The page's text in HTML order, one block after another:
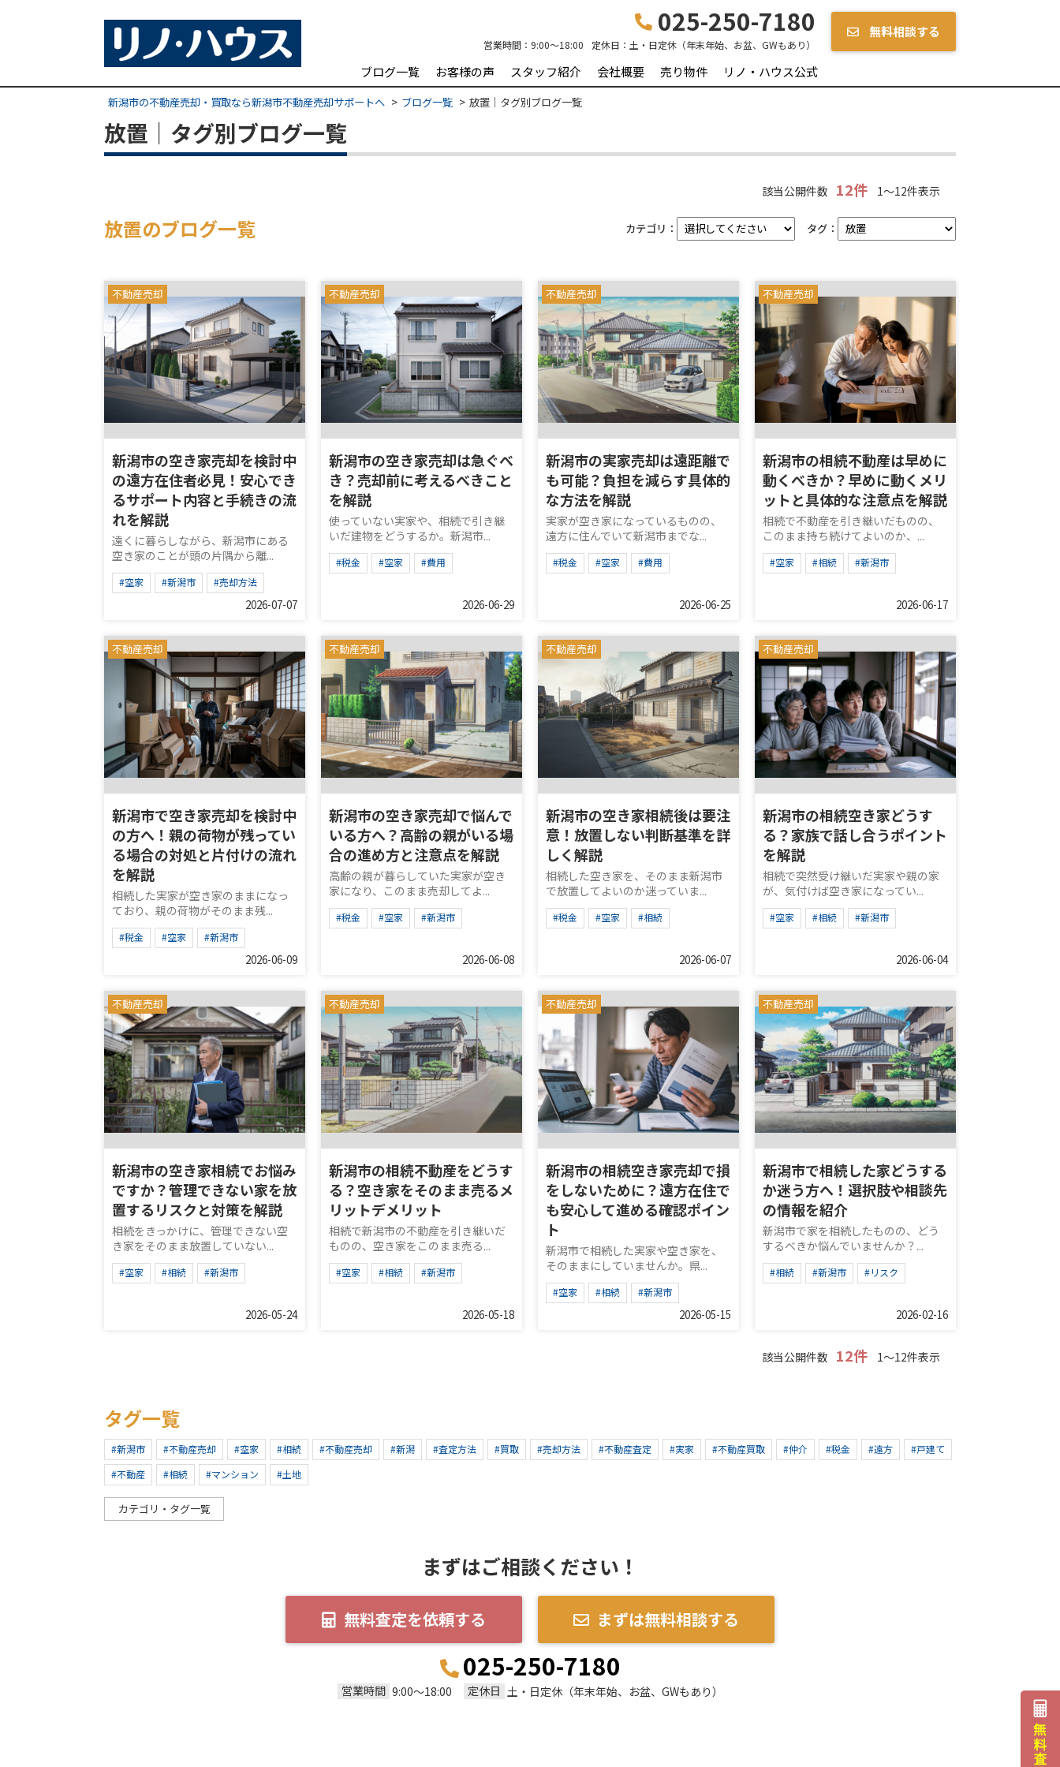
025-250-7180
営業時間： 9:00～18:00 定休日： 土・日定休（年末年始、お盆、GWもあり）
無料相談する
ブログ一覧 お客様の声 スタッフ紹介 会社概要 売り物件 リノ・ハウス公式
新潟市の不動産売却・買取なら新潟市不動産売却サポートへ ブログ一覧 放置｜タグ別ブログ一覧
放置｜タグ別ブログ一覧
該当公開件数 12件 1～12件表示
放置のブログ一覧 カテゴリ： タグ：
不動産売却
新潟市の空き家売却を検討中
の遠方在住者必見！安心でき
るサポート内容と手続きの流
れを解説
遠くに暮らしながら、新潟市にある
空き家のことが頭の片隅から離...
#空家 #新潟市 #売却方法
2026-07-07
不動産売却
新潟市の空き家売却は急ぐべ
き？売却前に考えるべきこと
を解説
使っていない実家や、相続で引き継
いだ建物をどうするか。新潟市...
#税金 #空家 #費用
2026-06-29
不動産売却
新潟市の実家売却は遠距離で
も可能？負担を減らす具体的
な方法を解説
実家が空き家になっているものの、
遠方に住んでいて新潟市までな...
#税金 #空家 #費用
2026-06-25
不動産売却
新潟市の相続不動産は早めに
動くべきか？早めに動くメリ
ットと具体的な注意点を解説
相続で不動産を引き継いだものの、
このまま持ち続けてよいのか、...
#空家 #相続 #新潟市
2026-06-17
不動産売却
新潟市で空き家売却を検討中
の方へ！親の荷物が残ってい
る場合の対処と片付けの流れ
を解説
相続した実家が空き家のままになっ
ており、親の荷物がそのまま残...
#税金 #空家 #新潟市
2026-06-09
不動産売却
新潟市の空き家売却で悩んで
いる方へ？高齢の親がいる場
合の進め方と注意点を解説
高齢の親が暮らしていた実家が空き
家になり、このまま売却してよ...
#税金 #空家 #新潟市
2026-06-08
不動産売却
新潟市の空き家相続後は要注
意！放置しない判断基準を詳
しく解説
相続した空き家を、そのまま新潟市
で放置してよいのか迷っていま...
#税金 #空家 #相続
2026-06-07
不動産売却
新潟市の相続空き家どうす
る？家族で話し合うポイント
を解説
相続で突然受け継いだ実家や親の家
が、気付けば空き家になってい...
#空家 #相続 #新潟市
2026-06-04
不動産売却
新潟市の空き家相続でお悩み
ですか？管理できない家を放
置するリスクと対策を解説
相続をきっかけに、管理できない空
き家をそのまま放置していない...
#空家 #相続 #新潟市
2026-05-24
不動産売却
新潟市の相続不動産をどうす
る？空き家をそのまま売るメ
リットデメリット
相続で新潟市の不動産を引き継いだ
ものの、空き家をこのまま売る...
#空家 #相続 #新潟市
2026-05-18
不動産売却
新潟市の相続空き家売却で損
をしないために？遠方在住で
も安心して進める確認ポイン
ト
新潟市で相続した実家や空き家を、
そのままにしていませんか。県...
#空家 #相続 #新潟市
2026-05-15
不動産売却
新潟市で相続した家どうする
か迷う方へ！選択肢や相談先
の情報を紹介
新潟市で家を相続したものの、どう
するべきか悩んでいませんか？...
#相続 #新潟市 #リスク
2026-02-16
該当公開件数 12件 1～12件表示
タグ一覧
#新潟市 #不動産売却 #空家 #相続 #不動産売却 #新潟 #査定方法 #買取 #売却方法 #不動産査定 #実家 #不動産買取 #仲介 #税金 #遠方
#戸建て
#不動産
#相続 #マンション #土地
カテゴリ・タグ一覧
まずはご相談ください！
無料査定を依頼する まずは無料相談する
025-250-7180
営業時間 9:00～18:00 定休日 土・日定休（年末年始、お盆、GWもあり）